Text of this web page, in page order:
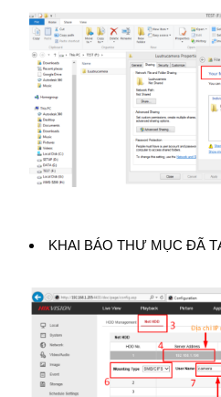
KHAI BÁO THƯ MỤC ĐÃ